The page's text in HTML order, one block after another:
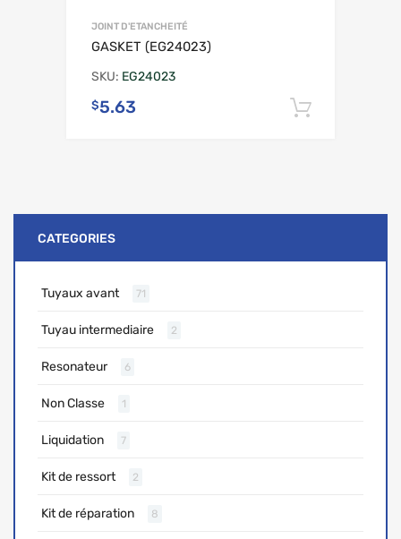
JOINT D'ETANCHEITÉ
GASKET (EG24023)
SKU: EG24023
$5.63
CATEGORIES
Tuyaux avant 71
Tuyau intermediaire 2
Resonateur 6
Non Classe 1
Liquidation 7
Kit de ressort 2
Kit de réparation 8